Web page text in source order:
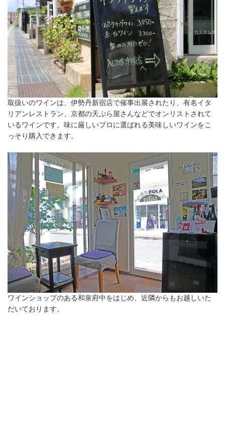
取扱いのワインは、伊勢丹新宿店で催事出展されたり、有名イタ
リアンレストラン、京都の天ぷら屋さんなどでオンリストされて
いるワインです。味に厳しいプロに選ばれる美味しいワインをこ
っそり購入できます。
ワインショップのある和泉府中をはじめ、近隣からもお越しいた
だいております。